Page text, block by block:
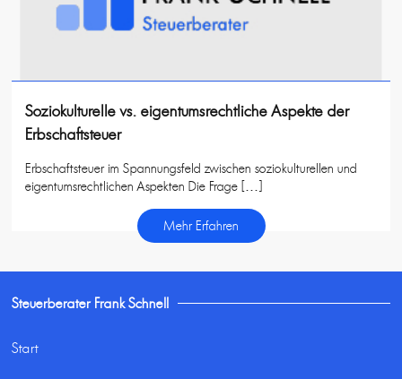
Soziokulturelle vs. eigentumsrechtliche Aspekte der
Erbschaftsteuer
Erbschaftsteuer im Spannungsfeld zwischen soziokulturellen und
eigentumsrechtlichen Aspekten Die Frage […]
Mehr Erfahren
Steuerberater Frank Schnell
Start